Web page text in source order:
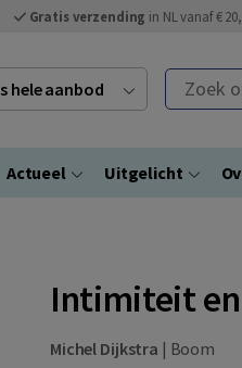
Gratis verzending in NL vanaf €
hele aanbod Zoek op
Actueel Uitgelicht
Intimiteit
Michel Dijkstra | Boom